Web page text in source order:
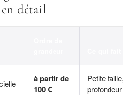
en détail
à partir de
100 €
Petite taille,
profondeur